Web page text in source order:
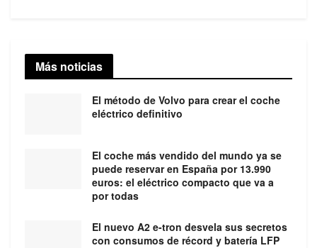
Más noticias
El método de Volvo para crear el coche
eléctrico definitivo
El coche más vendido del mundo ya se
puede reservar en España por 13.990
euros: el eléctrico compacto que va a
por todas
El nuevo A2 e-tron desvela sus secretos
con consumos de récord y batería LFP